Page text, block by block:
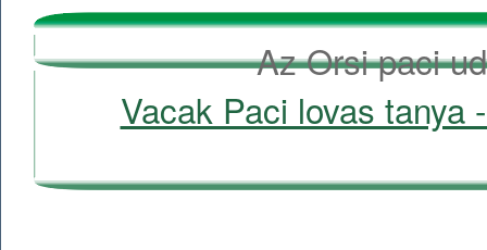
Az Orsi paci
Vacak Paci lovas tanya